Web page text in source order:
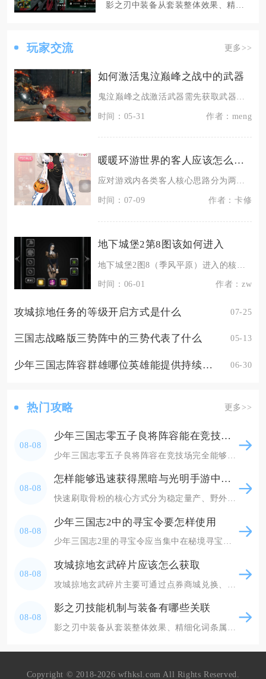
影之刃中装备从套装整体效果、精细化词条属性、刻印赋能三个维度深度绑定技能的释放逻辑、资源消
玩家交流 更多>>
如何激活鬼泣巅峰之战中的武器
鬼泣巅峰之战激活武器需先获取武器，再完成装备解锁、技能激活与养成强化，核心路径为获取武器、
时间：05-31 作者：meng
暖暖环游世界的客人应该怎么应对
应对游戏内各类客人核心思路分为两类，关卡剧情挑剔客人依靠抓取对话关键词匹配对应风格服饰拿高
时间：07-09 作者：卡修
地下城堡2第8图该如何进入
时间：06-01 作者：zw
攻城掠地任务的等级开启方式是什么 07-25
三国志战略版三势阵中的三势代表了什么 05-13
少年三国志阵容群雄哪位英雄能提供持续输出支持 06-30
热门攻略 更多>>
08-08
少年三国志零五子良将阵容能在竞技场中取得好成绩吗
08-08
怎样能够迅速获得黑暗与光明手游中的骨粉
08-08
少年三国志2中的寻宝令要怎样使用
少年三国志2里的寻宝令应当集中在秘境寻宝中批量五次连抽使用，优先凑够每日60次寻宝档位领取
08-08
攻城掠地玄武碎片应该怎么获取
08-08
影之刃技能机制与装备有哪些关联
Copyright © 2018-2026 wfhksl.com All Rights Reserved.